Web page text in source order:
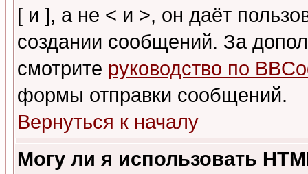
[ и ], а не < и >, он даёт
создании сообщений. За
смотрите руководство по
формы отправки сообщений.
Вернуться к началу
Могу ли я использовать